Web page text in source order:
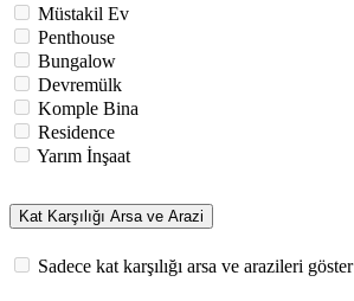
Müstakil Ev
Penthouse
Bungalow
Devremülk
Komple Bina
Residence
Yarım İnşaat
Kat Karşılığı Arsa ve Arazi
Sadece kat karşılığı arsa ve arazileri göster